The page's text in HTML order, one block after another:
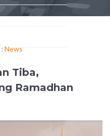
News
Tiba,
Ramadhan